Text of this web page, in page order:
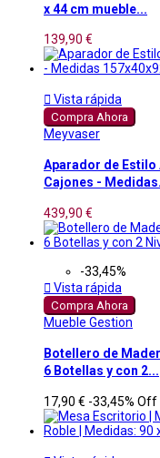
x 44 cm mueble...
139,90 €
 Vista rápida
Compra Ahora
Meyvaser
Aparador de Estilo
Cajones -
439,90 €
-33,45%
 Vista rápida
Compra Ahora
Mueble Gestion
Botellero de
6 Botellas y con 2...
17,90 € -33,45% Off